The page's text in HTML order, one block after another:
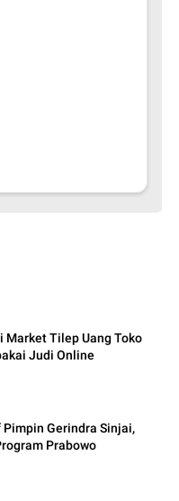
Market Tilep Uang Toko
Judi Online
Gerindra Sinjai,
Prabowo